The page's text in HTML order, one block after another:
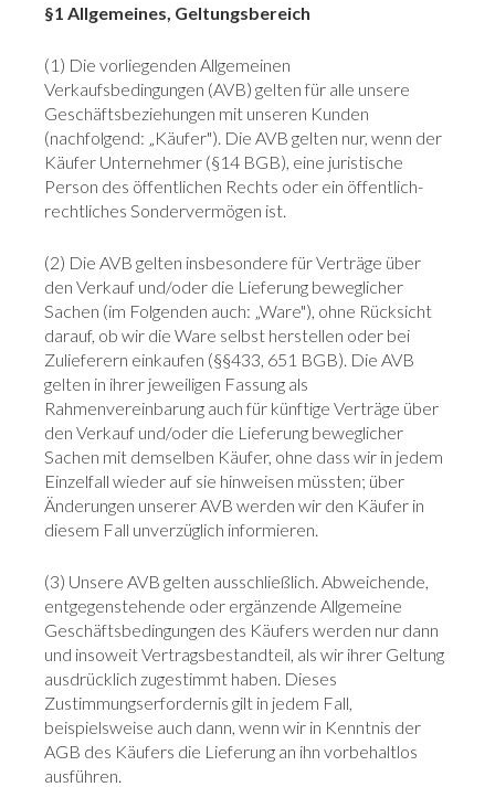
§1 Allgemeines, Geltungsbereich
(1) Die vorliegenden Allgemeinen
Verkaufsbedingungen (AVB) gelten für alle unsere
Geschäftsbeziehungen mit unseren Kunden
(nachfolgend: „Käufer"). Die AVB gelten nur, wenn der
Käufer Unternehmer (§14 BGB), eine juristische
Person des öffentlichen Rechts oder ein öffentlich-
rechtliches Sondervermögen ist.
(2) Die AVB gelten insbesondere für Verträge über
den Verkauf und/oder die Lieferung beweglicher
Sachen (im Folgenden auch: „Ware"), ohne Rücksicht
darauf, ob wir die Ware selbst herstellen oder bei
Zulieferern einkaufen (§§433, 651 BGB). Die AVB
gelten in ihrer jeweiligen Fassung als
Rahmenvereinbarung auch für künftige Verträge über
den Verkauf und/oder die Lieferung beweglicher
Sachen mit demselben Käufer, ohne dass wir in jedem
Einzelfall wieder auf sie hinweisen müssten; über
Änderungen unserer AVB werden wir den Käufer in
diesem Fall unverzüglich informieren.
(3) Unsere AVB gelten ausschließlich. Abweichende,
entgegenstehende oder ergänzende Allgemeine
Geschäftsbedingungen des Käufers werden nur dann
und insoweit Vertragsbestandteil, als wir ihrer Geltung
ausdrücklich zugestimmt haben. Dieses
Zustimmungserfordernis gilt in jedem Fall,
beispielsweise auch dann, wenn wir in Kenntnis der
AGB des Käufers die Lieferung an ihn vorbehaltlos
ausführen.